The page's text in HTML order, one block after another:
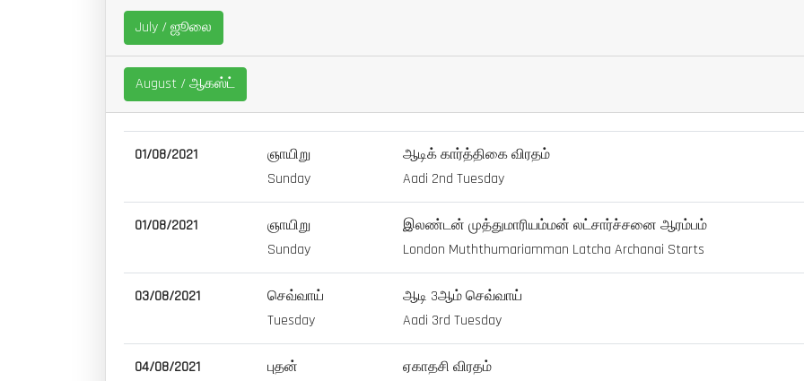
July / ஜூலை
August / ஆகஸ்ட்
01/08/2021
ஞாயிறு
Sunday
ஆடிக் கார்த்திகை விரதம்
Aadi 2nd Tuesday
01/08/2021
ஞாயிறு
Sunday
இலண்டன் முத்துமாரியம்மன் லட்சார்ச்சனை ஆரம்பம்
London Muththumariamman Latcha Archanai Starts
03/08/2021
செவ்வாய்
Tuesday
ஆடி 3ஆம் செவ்வாய்
Aadi 3rd Tuesday
04/08/2021
புதன்
ஏகாதசி விரதம்